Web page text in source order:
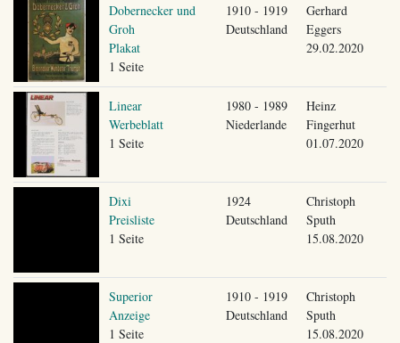
Dobernecker und
Groh
Plakat
1 Seite
1910 - 1919
Deutschland
Gerhard
Eggers
29.02.2020
Linear
Werbeblatt
1 Seite
1980 - 1989
Niederlande
Heinz
Fingerhut
01.07.2020
Dixi
Preisliste
1 Seite
1924
Deutschland
Christoph
Sputh
15.08.2020
Superior
Anzeige
1 Seite
1910 - 1919
Deutschland
Christoph
Sputh
15.08.2020